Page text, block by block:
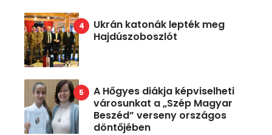
Ukrán katonák lepték meg
Hajdúszoboszlót
A Hőgyes diákja képviselheti
városunkat a „Szép Magyar
Beszéd” verseny országos
döntőjében